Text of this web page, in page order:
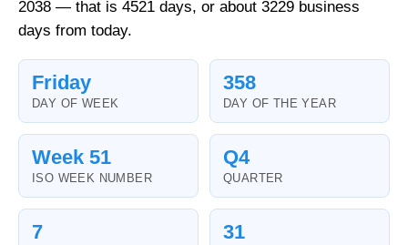
2038 — that is 4521 days, or about 3229 business
days from today.
Friday
DAY OF WEEK
358
DAY OF THE YEAR
Week 51
ISO WEEK NUMBER
Q4
QUARTER
7 31